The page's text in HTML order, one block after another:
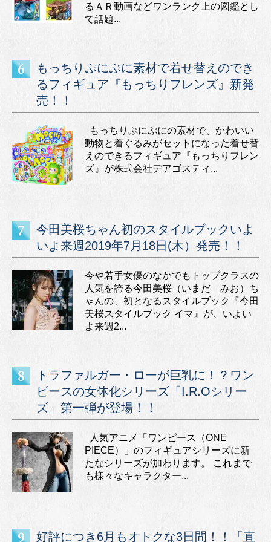
るＡＲ動画などワンランク上の図鑑とし
て話題...
もっちりぷにぷに素材で着せ替えのでき
るフィギュア『もっちりフレンズ』新発
売！！
もっちりぷにぷにの素材で、かわいい
動物と着ぐるみがセットになった着せ替
えのできるフィギュア『もっちりフレン
ズ』が株式会社デアゴスティ...
今田美桜ちゃん初のスタイルブックいよ
いよ来週2019年7月18日(木）発売！！
今や若手女優のなかでもトップクラスの
人気を誇る今田美桜（いまだ みお）ち
ゃんの、初となるスタイルブック『今田
美桜スタイルブック イマ』が、いよい
よ来週2...
トラファルガー・ローが巨乳に！？ワン
ピースの女体化シリーズ「I.R.Oシリー
ズ」第一弾が登場！！
人気アニメ「ワンピース（ONE
PIECE）」のフィギュアシリーズに新
たなシリーズが加わります。 これまで
も様々なキャラクター...
好評につき6月もオトクな3日間！！「直